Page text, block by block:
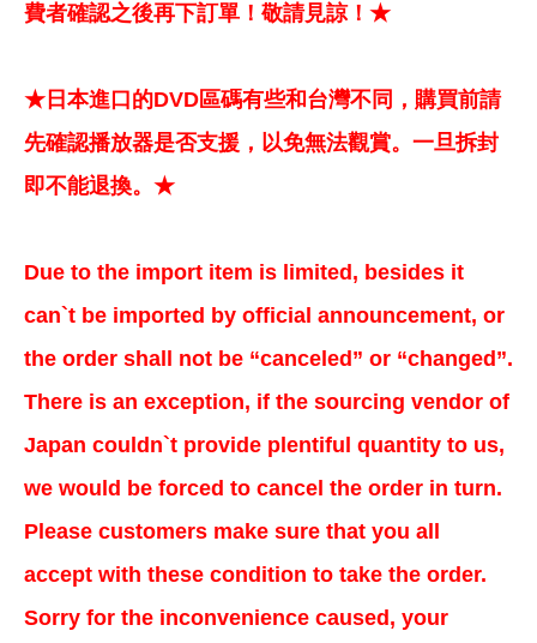
費者確認之後再下訂單！敬請見諒！★
★日本進口的DVD區碼有些和台灣不同，購買前請
先確認播放器是否支援，以免無法觀賞。一旦拆封
即不能退換。★
Due to the import item is limited, besides it
can`t be imported by official announcement, or
the order shall not be “canceled” or “changed”.
There is an exception, if the sourcing vendor of
Japan couldn`t provide plentiful quantity to us,
we would be forced to cancel the order in turn.
Please customers make sure that you all
accept with these condition to take the order.
Sorry for the inconvenience caused, your